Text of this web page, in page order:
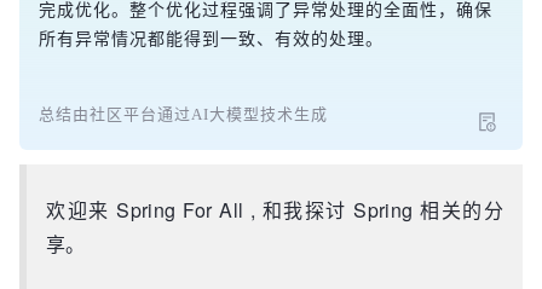
完成优化。整个优化过程强调了异常处理的全面性，确保
所有异常情况都能得到一致、有效的处理。
总结由社区平台通过AI大模型技术生成
欢迎来 Spring For All , 和我探讨 Spring 相关的分
享。